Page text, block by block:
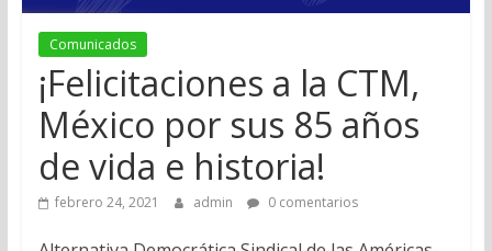
Comunicados
¡Felicitaciones a la CTM,
México por sus 85 años
de vida e historia!
febrero 24, 2021 admin 0 comentarios